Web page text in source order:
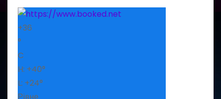
+36
°
C
H: +40°
L: +24°